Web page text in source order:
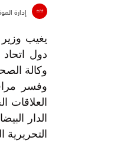
إدارة
دول
وكالة
وفسر
العلاقات
الدار
التحريرية